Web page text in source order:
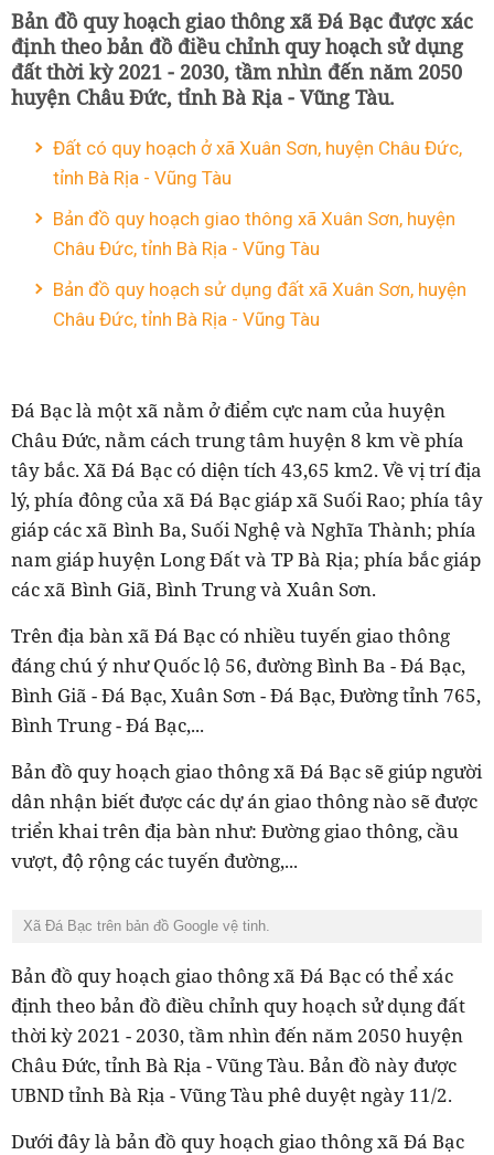
Bản đồ quy hoạch giao thông xã Đá Bạc được xác
định theo bản đồ điều chỉnh quy hoạch sử dụng
đất thời kỳ 2021 - 2030, tầm nhìn đến năm 2050
huyện Châu Đức, tỉnh Bà Rịa - Vũng Tàu.
Đất có quy hoạch ở xã Xuân Sơn, huyện Châu Đức,
tỉnh Bà Rịa - Vũng Tàu
Bản đồ quy hoạch giao thông xã Xuân Sơn, huyện
Châu Đức, tỉnh Bà Rịa - Vũng Tàu
Bản đồ quy hoạch sử dụng đất xã Xuân Sơn, huyện
Châu Đức, tỉnh Bà Rịa - Vũng Tàu
Đá Bạc là một xã nằm ở điểm cực nam của huyện
Châu Đức, nằm cách trung tâm huyện 8 km về phía
tây bắc. Xã Đá Bạc có diện tích 43,65 km2. Về vị trí địa
lý, phía đông của xã Đá Bạc giáp xã Suối Rao; phía tây
giáp các xã Bình Ba, Suối Nghệ và Nghĩa Thành; phía
nam giáp huyện Long Đất và TP Bà Rịa; phía bắc giáp
các xã Bình Giã, Bình Trung và Xuân Sơn.
Trên địa bàn xã Đá Bạc có nhiều tuyến giao thông
đáng chú ý như Quốc lộ 56, đường Bình Ba - Đá Bạc,
Bình Giã - Đá Bạc, Xuân Sơn - Đá Bạc, Đường tỉnh 765,
Bình Trung - Đá Bạc,...
Bản đồ quy hoạch giao thông xã Đá Bạc sẽ giúp người
dân nhận biết được các dự án giao thông nào sẽ được
triển khai trên địa bàn như: Đường giao thông, cầu
vượt, độ rộng các tuyến đường,...
Xã Đá Bạc trên bản đồ Google vệ tinh.
Bản đồ quy hoạch giao thông xã Đá Bạc có thể xác
định theo bản đồ điều chỉnh quy hoạch sử dụng đất
thời kỳ 2021 - 2030, tầm nhìn đến năm 2050 huyện
Châu Đức, tỉnh Bà Rịa - Vũng Tàu. Bản đồ này được
UBND tỉnh Bà Rịa - Vũng Tàu phê duyệt ngày 11/2.
Dưới đây là bản đồ quy hoạch giao thông xã Đá Bạc